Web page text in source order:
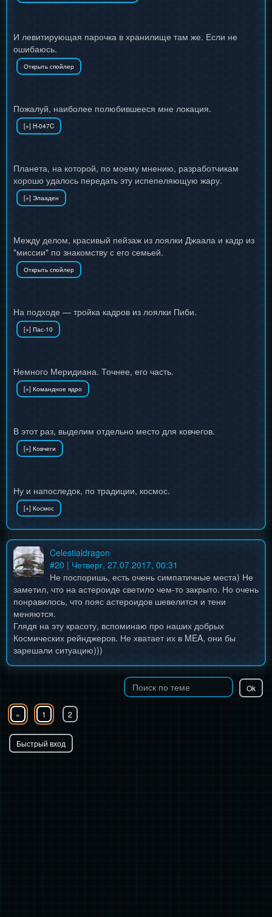
И левитирующая парочка в хранилище там же. Если не
ошибаюсь.
Пожалуй, наиболее полюбившееся мне локация.
Планета, на которой, по моему мнению, разработчикам
хорошо удалось передать эту испепеляющую жару.
Между делом, красивый пейзаж из лоялки Джаала и кадр из
"миссии" по знакомству с его семьей.
На подходе — тройка кадров из лоялки Пиби.
Немного Меридиана. Точнее, его часть.
В этот раз, выделим отдельно место для ковчегов.
Ну и напоследок, по традиции, космос.
Celestialdragon
#20 | Четверг, 27.07.2017, 00:31
Не поспоришь, есть очень симпатичные места) Не
заметил, что на астероиде светило чем-то закрыто. Но очень
понравилось, что пояс астероидов шевелится и тени
меняются.
Глядя на эту красоту, вспоминаю про наших добрых
Космических рейнджеров. Не хватает их в MEA, они бы
зарешали ситуацию)))
« 1 2